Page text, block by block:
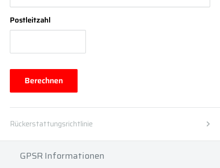
Postleitzahl
Berechnen
Rückerstattungsrichtlinie
GPSR Informationen